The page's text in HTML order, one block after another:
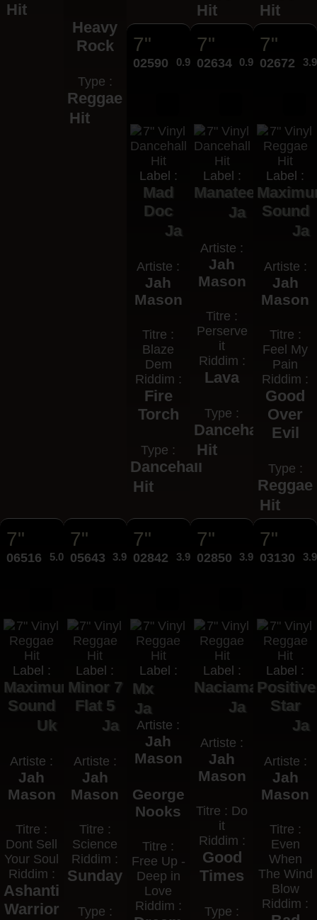
Hit
Heavy
Rock
Type :
Reggae
Hit
Hit
Hit
7"
02590 0.99€
Label :
Mad
Doc
Ja
Artiste :
Jah
Mason
Titre :
Blaze
Dem
Riddim :
Fire
Torch
Type :
Dancehall
Hit
7"
02634 0.99€
Label :
Manatee
Ja
Artiste :
Jah
Mason
Titre :
Perserve
it
Riddim :
Lava
Type :
Dancehall
Hit
7"
02672
Label :
Sound
Ja
Artiste :
Jah
Mason
Titre :
Feel My
Pain
Riddim :
Good
Over
Evil
Type :
Reggae
Hit
7"
06516 5.00€
Label :
Maximum
Sound
Uk
Artiste :
Jah
Mason
Titre :
Dont Sell
Your Soul
Riddim :
Ashanti
Warrior
7"
05643 3.95€
Label :
Minor 7
Flat 5
Ja
Artiste :
Jah
Mason
Titre :
Science
Riddim :
Sunday
Type :
7"
02842 3.95€
Label :
Mx
Ja
Artiste :
Jah
Mason
George
Nooks
Titre :
Free Up -
Deep in
Love
Riddim :
7"
02850 3.95€
Label :
Naciamaj
Ja
Artiste :
Jah
Mason
Titre : Do
it
Riddim :
Good
Times
Type :
7"
03130
Label :
Positive
Star
Ja
Artiste :
Jah
Mason
Titre :
Even
When
The Wind
Blow
Riddim :